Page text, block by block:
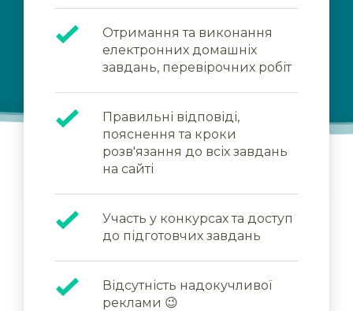
Отримання та виконання
електронних домашніх
завдань, перевірочних робіт
Правильні відповіді,
пояснення та кроки
розв'язання до всіх завдань
на сайті
Участь у конкурсах та доступ
до підготовчих завдань
Відсутність надокучливої
реклами 😉